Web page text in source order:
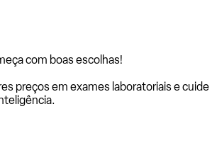
com boas escolhas!
preços em exames laboratoriais e cuide